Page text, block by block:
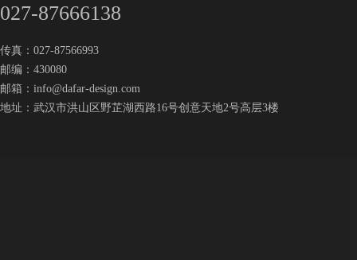
027-87666138
传真：027-87566993
邮编：430080
邮箱： info@dafar-design.com
地址：武汉市洪山区野芷湖西路16号创意天地2号高层3楼